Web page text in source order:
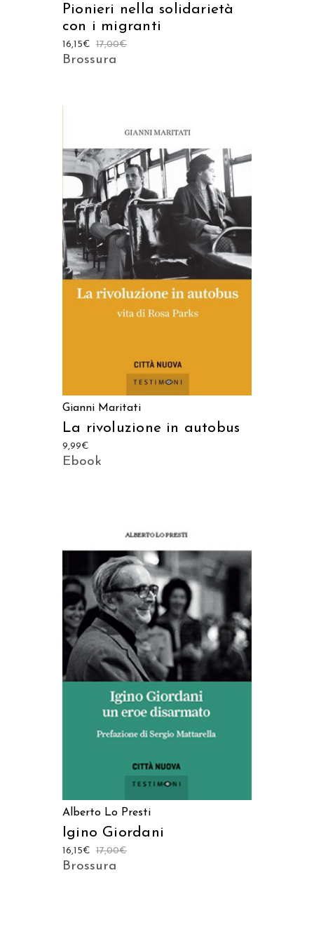
Pionieri nella solidarietà
con i migranti
17,00€
16,15€
Brossura
AGGIUNGI AL CARRELLO
Gianni Maritati
La rivoluzione in autobus
9,99€
Ebook
AGGIUNGI AL CARRELLO
Alberto Lo Presti
Igino Giordani
17,00€
16,15€
Brossura